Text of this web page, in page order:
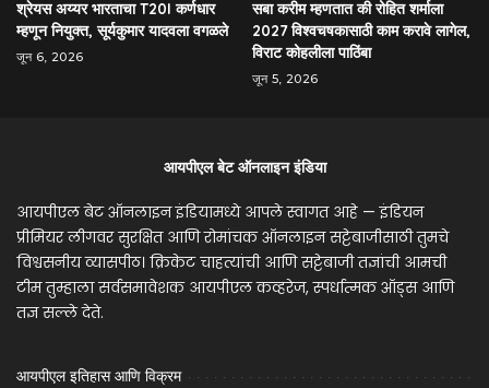
श्रेयस अय्यर भारताचा T20I कर्णधार
म्हणून नियुक्त, सूर्यकुमार यादवला वगळले
जून 6, 2026
सबा करीम म्हणतात की रोहित शर्माला
2027 विश्वचषकासाठी काम करावे लागेल,
विराट कोहलीला पाठिंबा
जून 5, 2026
आयपीएल बेट ऑनलाइन इंडिया
आयपीएल बेट ऑनलाइन इंडियामध्ये आपले स्वागत आहे — इंडियन
प्रीमियर लीगवर सुरक्षित आणि रोमांचक ऑनलाइन सट्टेबाजीसाठी तुमचे
विश्वसनीय व्यासपीठ। क्रिकेट चाहत्यांची आणि सट्टेबाजी तज्ञांची आमची
टीम तुम्हाला सर्वसमावेशक आयपीएल कव्हरेज, स्पर्धात्मक ऑड्स आणि
तज्ञ सल्ले देते.
आयपीएल इतिहास आणि विक्रम